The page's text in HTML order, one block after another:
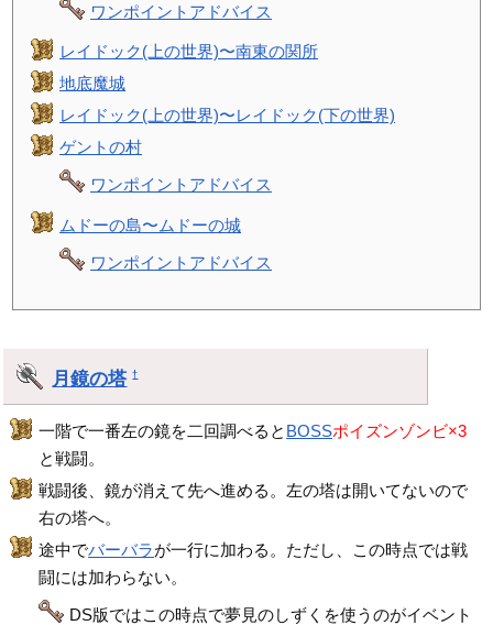
ワンポイントアドバイス
レイドック(上の世界)〜南東の関所
地底魔城
レイドック(上の世界)〜レイドック(下の世界)
ゲントの村
ワンポイントアドバイス
ムドーの島〜ムドーの城
ワンポイントアドバイス
月鏡の塔 †
一階で一番左の鏡を二回調べると BOSSポイズンゾンビ×3
と戦闘。
戦闘後、鏡が消えて先へ進める。左の塔は開いてないので
右の塔へ。
途中でバーバラが一行に加わる。ただし、この時点では戦
闘には加わらない。
DS版ではこの時点で夢見のしずくを使うのがイベント